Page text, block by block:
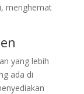
menghemat
yang lebih
ada di